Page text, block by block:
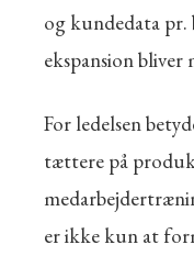
og kundedata pr.
ekspansion bliver
For ledelsen
tættere på
er ikke kun at